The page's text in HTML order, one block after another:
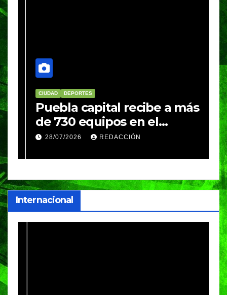
CIUDAD DEPORTES
Puebla capital recibe a más
de 730 equipos en el
Festival Máster de Voleibol
28/07/2026 REDACCIÓN
Internacional